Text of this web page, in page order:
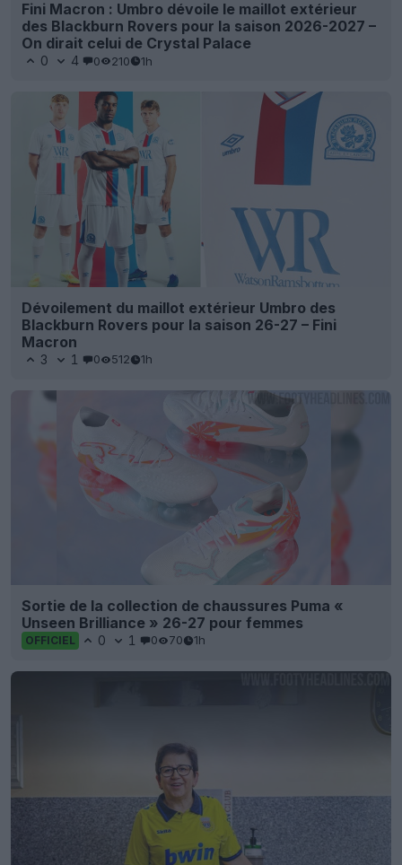
Fini Macron : Umbro dévoile le maillot extérieur
des Blackburn Rovers pour la saison 2026-2027 –
On dirait celui de Crystal Palace
0 4 0 210 1h
Dévoilement du maillot extérieur Umbro des
Blackburn Rovers pour la saison 26-27 – Fini
Macron
3 1 0 512 1h
Sortie de la collection de chaussures Puma «
Unseen Brilliance » 26-27 pour femmes
OFFICIEL 0 1 0 70 1h